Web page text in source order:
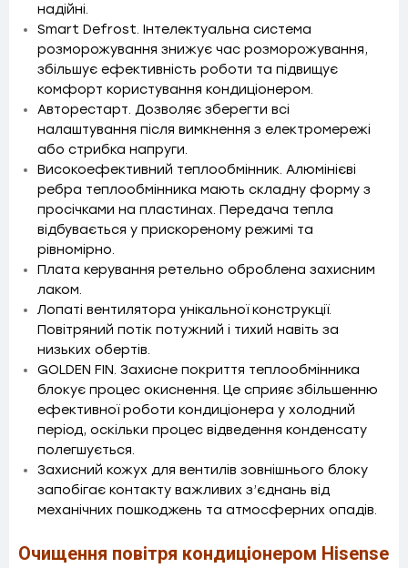
надійні.
Smart Defrost. Інтелектуальна система
розморожування знижує час розморожування,
збільшує ефективність роботи та підвищує
комфорт користування кондиціонером.
Авторестарт. Дозволяє зберегти всі
налаштування після вимкнення з електромережі
або стрибка напруги.
Високоефективний теплообмінник. Алюмінієві
ребра теплообмінника мають складну форму з
просічками на пластинах. Передача тепла
відбувається у прискореному режимі та
рівномірно.
Плата керування ретельно оброблена захисним
лаком.
Лопаті вентилятора унікальної конструкції.
Повітряний потік потужний і тихий навіть за
низьких обертів.
GOLDEN FIN. Захисне покриття теплообмінника
блокує процес окиснення. Це сприяє збільшенню
ефективної роботи кондиціонера у холодний
період, оскільки процес відведення конденсату
полегшується.
Захисний кожух для вентилів зовнішнього блоку
запобігає контакту важливих з’єднань від
механічних пошкоджень та атмосферних опадів.
Очищення повітря кондиціонером Hisense